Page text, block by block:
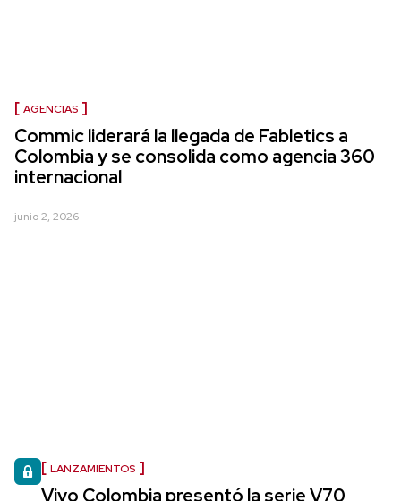
AGENCIAS
Commic liderará la llegada de Fabletics a
Colombia y se consolida como agencia 360
internacional
junio 2, 2026
LANZAMIENTOS
Vivo Colombia presentó la serie V70